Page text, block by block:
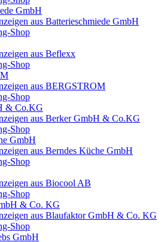
GmbH
aus Batterieschmiede GmbH
Shop
aus Beflexx
Shop
aus BERGSTROM
Shop
& Co.KG
aus Berker GmbH & Co.KG
Shop
GmbH
aus Berndes Küche GmbH
Shop
aus Biocool AB
Shop
& Co. KG
aus Blaufaktor GmbH & Co. KG
Shop
GmbH